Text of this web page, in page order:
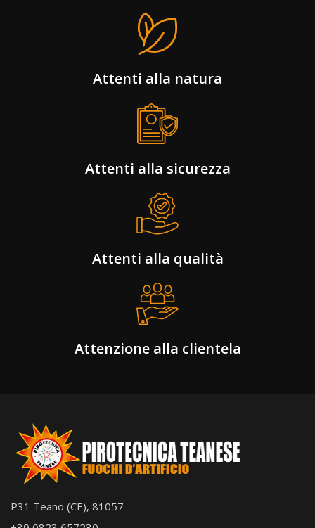
Attenti alla natura
Attenti alla sicurezza
Attenti alla qualità
Attenzione alla clientela
P31 Teano (CE), 81057